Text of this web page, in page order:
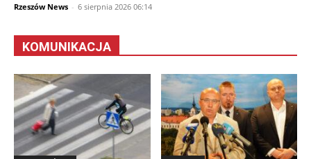
Rzeszów News - 6 sierpnia 2026 06:14
KOMUNIKACJA